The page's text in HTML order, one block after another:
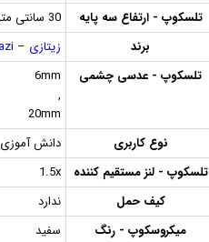
تلسکوپ - ارتفاع سه پایه
30 سانتی متر
برند
زیتازی – Zitazi
تلسکوپ - عدسی چشمی
6mm
,
20mm
نوع کاربری
دانش آموزی
تلسکوپ - لنز مستقیم کننده
1.5x
کیف حمل
ندارد
میکروسکوپ - رنگ
سفید